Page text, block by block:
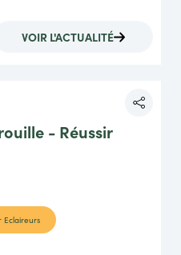
VOIR L'ACTUALITÉ
- Réussir
Eclaireurs